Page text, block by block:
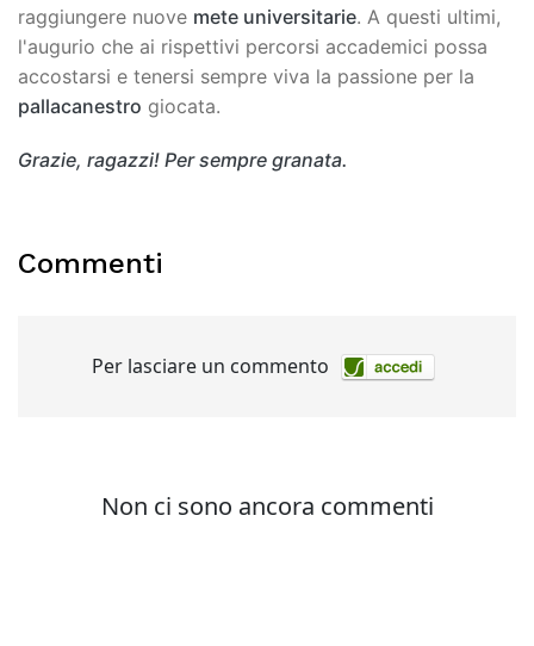
raggiungere nuove mete universitarie. A questi ultimi,
l'augurio che ai rispettivi percorsi accademici possa
accostarsi e tenersi sempre viva la passione per la
pallacanestro giocata.
Grazie, ragazzi! Per sempre granata.
Commenti